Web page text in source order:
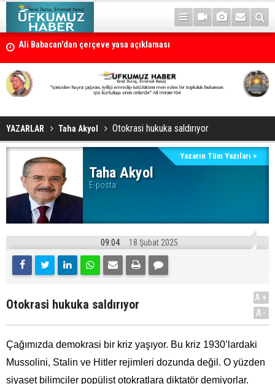
Ali Babacan'dan çerçeve yasa açıklaması
Petrol erzan bû
YAZARLAR Taha Akyol Otokrasi hukuka saldırıyor
Taha Akyol
E-posta:
Yazarın Tüm Yazıları >
09:04 18 Şubat 2025
Otokrasi hukuka saldırıyor
A+
A-
Çağımızda demokrasi bir kriz yaşıyor. Bu kriz 1930’lardaki
Mussolini, Stalin ve Hitler rejimleri dozunda değil. O yüzden
siyaset bilimciler popülist otokratlara diktatör demiyorlar.